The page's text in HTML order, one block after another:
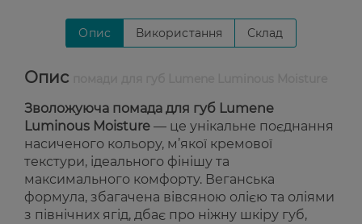
Опис Використання Склад
Опис
Зволожуюча помада для губ Lumene
Luminous Moisture — це унікальне поєднання
насиченого кольору, м’якої кремової
текстури, ідеального фінішу та
максимального комфорту. Веганська
формула, збагачена вівсяною олією та оліями
з північних ягід, дбає про ніжну шкіру губ,